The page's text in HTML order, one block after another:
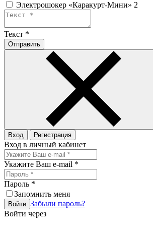
Электрошокер «Каракурт-Мини» 2
Текст *
Отправить
Вход Регистрация
Вход в личный кабинет
Укажите Ваш e-mail *
Пароль *
Запомнить меня
Войти Забыли пароль?
Войти через